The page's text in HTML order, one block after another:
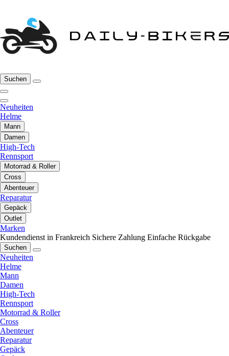
Suchen
Neuheiten
Helme
Mann
Damen
High-Tech
Rennsport
Motorrad & Roller
Cross
Abenteuer
Reparatur
Gepäck
Outlet
Marken
Kundendienst in Frankreich Sichere Zahlung Einfache Rückgabe
Suchen
Neuheiten
Helme
Mann
Damen
High-Tech
Rennsport
Motorrad & Roller
Cross
Abenteuer
Reparatur
Gepäck